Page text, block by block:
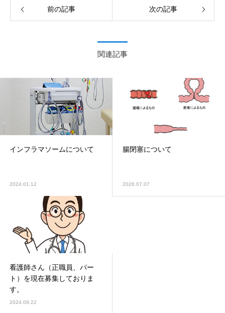
前の記事 次の記事
関連記事
インフラマソームについて
2024.01.12
腸閉塞について
2026.07.07
看護師さん（正職員、パー
ト）を現在募集しておりま
す。
2024.09.22